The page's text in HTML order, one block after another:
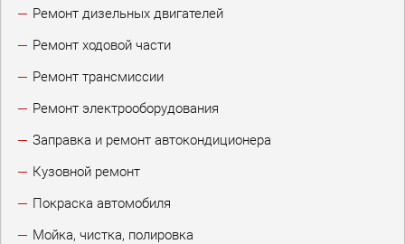
Ремонт дизельных двигателей
Ремонт ходовой части
Ремонт трансмиссии
Ремонт электрооборудования
Заправка и ремонт автокондиционера
Кузовной ремонт
Покраска автомобиля
Мойка, чистка, полировка